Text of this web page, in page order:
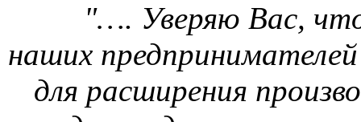
"…. Уверяю Вас,
наших
для расширения